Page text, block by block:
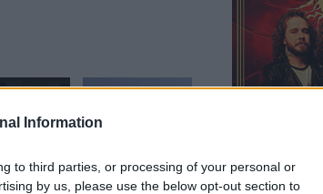
Information
to third parties, or processing of your personal or
by us, please use the below opt-out section to